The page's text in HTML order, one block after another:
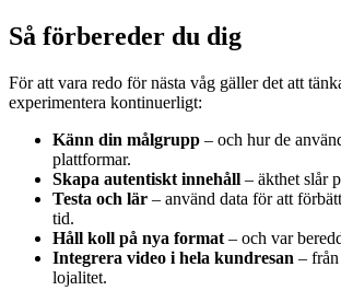
Så förbereder du dig
För att vara redo för nästa våg gäller det att
experimentera kontinuerligt:
Känn din målgrupp – och hur de
plattformar.
Skapa autentiskt innehåll – äkthet slår
Testa och lär – använd data för att
tid.
Håll koll på nya format – och var
Integrera video i hela kundresan –
lojalitet.